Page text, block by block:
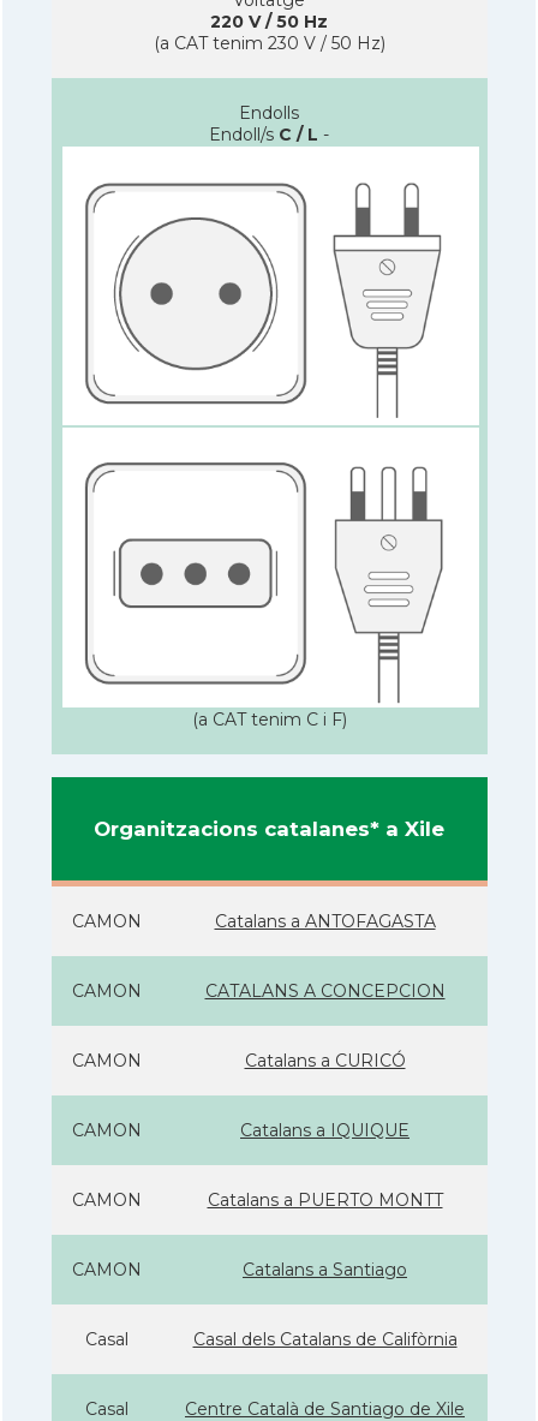
220 V / 50 Hz
(a CAT tenim 230 V / 50 Hz)
Endolls
Endoll/s C / L -
(a CAT tenim C i F)
Organitzacions catalanes* a Xile
CAMON Catalans a ANTOFAGASTA
CAMON CATALANS A CONCEPCION
CAMON Catalans a CURICÓ
CAMON Catalans a IQUIQUE
CAMON Catalans a PUERTO MONTT
CAMON Catalans a Santiago
Casal Casal dels Catalans de Califòrnia
Casal Centre Català de Santiago de Xile